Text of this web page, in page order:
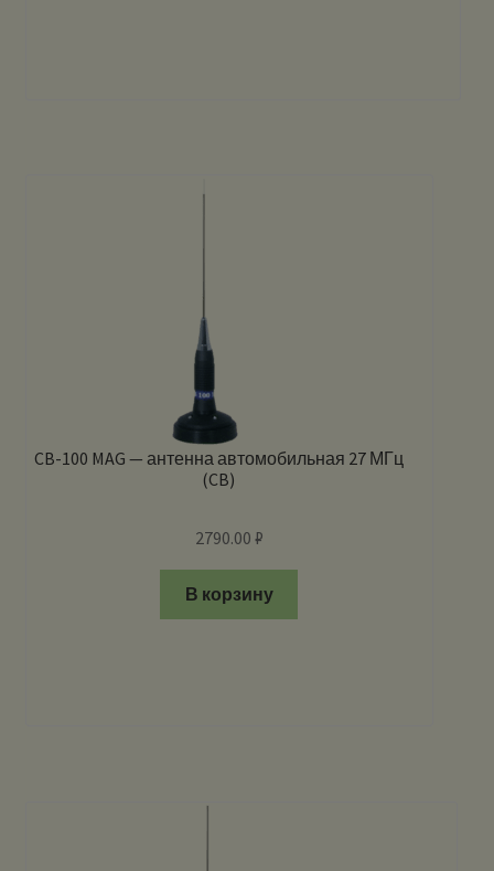
CB-100 MAG — антенна автомобильная 27 МГц
(CB)
2790.00 ₽
В корзину